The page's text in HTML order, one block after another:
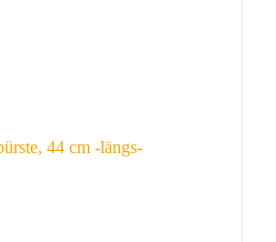
44 cm -längs-